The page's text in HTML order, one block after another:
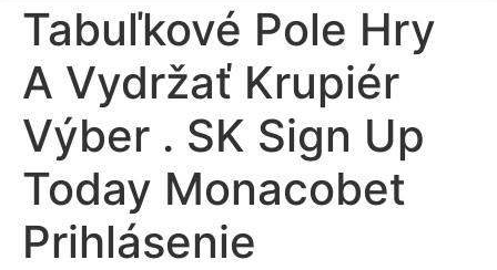
Tabuľkové Pole Hry
A Vydržať Krupiér
Výber . SK Sign Up
Today Monacobet
Prihlásenie